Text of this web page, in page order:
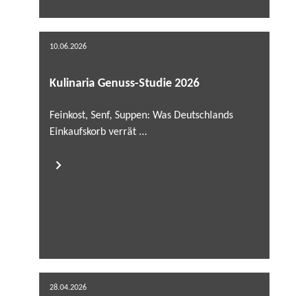
10.06.2026
Kulinaria Genuss-Studie 2026
Feinkost, Senf, Suppen: Was Deutschlands
Einkaufskorb verrät ...
28.04.2026